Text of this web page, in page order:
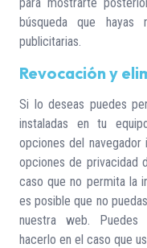
búsqueda que hayas
publicitarias.
Revocación y
Si lo deseas puedes
instaladas en tu
opciones del
opciones de privacidad
caso que no permita la
es posible que no
nuestra web. Puedes
hacerlo en el caso que